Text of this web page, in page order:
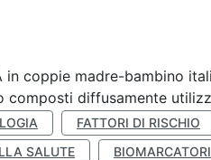
coppie madre-bambino
composti diffusamente
FATTORI DI RISCHIO
SALUTE BIOMARCATORI